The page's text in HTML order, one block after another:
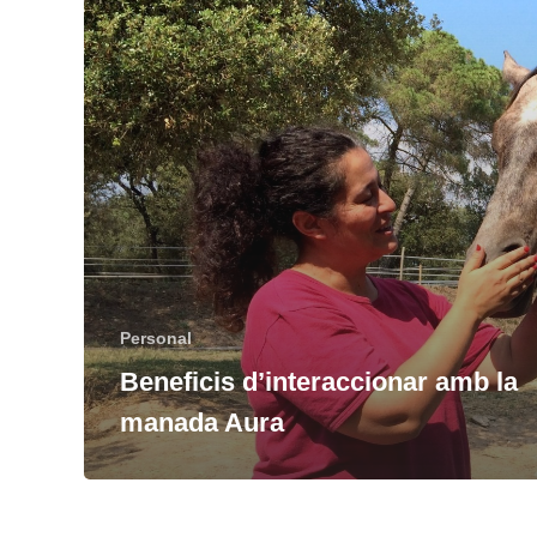
Personal
Beneficis d’interaccionar amb la
manada Aura